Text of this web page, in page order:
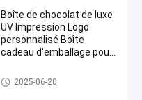
Boîte de chocolat de luxe
UV Impression Logo
personnalisé Boîte
cadeau d'emballage pour
Boîte d'emballage de cadeau d
e carton
2025-06-20